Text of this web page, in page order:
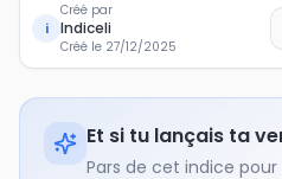
i
Créé par
Indiceli
Créé le 27/12/2025
Et si tu lançais ta
Pars de cet indice